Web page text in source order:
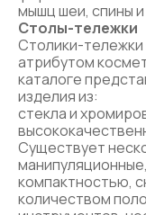
мышц шеи, спины
Столы-тележки
Столики-
атрибутом
каталоге
изделия из:
стекла и
Существует
компактностью,
количеством